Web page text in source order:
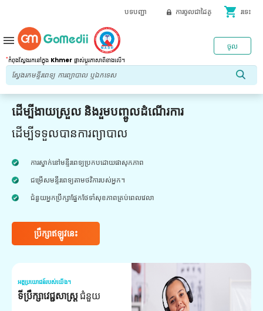
បទបញ្ជា ការចូលជាដៃគូ shopping_cart រទេះ
*កំពុងស្វែងរកនៅក្នុង Khmer ផ្លាស់ប្តូរភាសាពីខាងលើ។
ចូល
menu
ដើម្បីងាយស្រួល និងរួមបញ្ចូលដំណើរការ
ដើម្បីទទួលបានការព្យាបាល
ការស្នាក់នៅមន្ទីរពេទ្យប្រកបដោយផាសុកភាព
ជម្រើសមន្ទីរពេទ្យតាមថវិការបស់អ្នក។
ជំនួយអ្នកប្រឹក្សាផ្នែកថែទាំសុខភាពគ្រប់ពេលវេលា
ប្រឹក្សាឥឡូវនេះ
អត្ថប្រយោជន៍របស់យើង។
ទីប្រឹក្សាវេជ្ជសាស្ត្រជំនួយ